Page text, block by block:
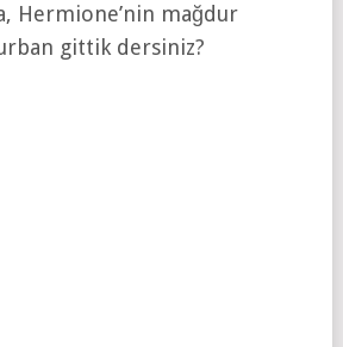
Hermione’nin mağdur
gittik dersiniz?